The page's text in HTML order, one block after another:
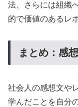
法、さらには組織
的で価値のあるレ
まとめ：感
社会人の感想文や
学んだことを自分